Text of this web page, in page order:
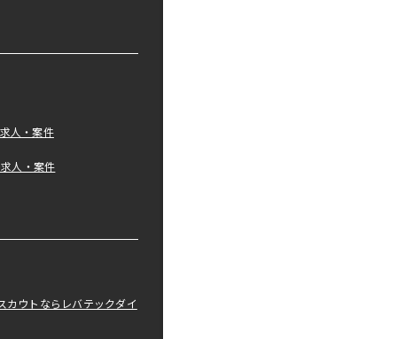
人・案件
人・案件
カウトならレバテックダイ